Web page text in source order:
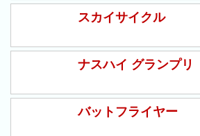
キ
スカイサイクル
ナスハイ グランプリ
バットフライヤー